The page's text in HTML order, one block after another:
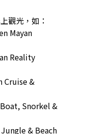
觀光，如：
Mayan
Reality
Cruise &
Snorkel &
Jungle & Beach